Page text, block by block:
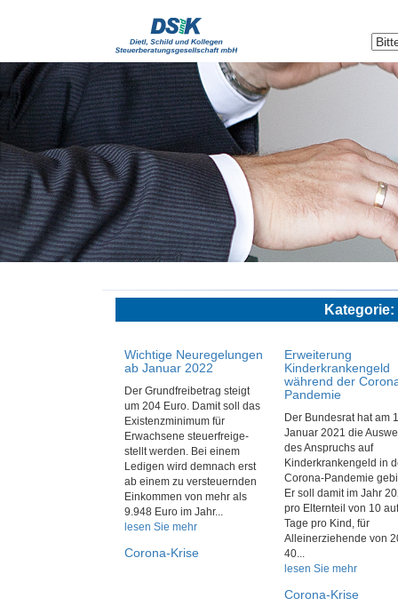
Kategorie:
Wichtige Neuregelungen
ab Januar 2022
Der Grundfreibetrag steigt
um 204 Euro. Damit soll das
Existenzminimum für
Erwachsene steuerfreige-
stellt werden. Bei einem
Ledigen wird demnach erst
ab einem zu versteuernden
Einkommen von mehr als
9.948 Euro im Jahr...
lesen Sie mehr
Corona-Krise
Erweiterung
Kinderkrankengeld
während der
Pandemie
Der Bundesrat hat am
Januar 2021 die
des Anspruchs auf
Kinderkrankengeld in
Corona-Pandemie
Er soll damit im Jahr
pro Elternteil von 10
Tage pro Kind, für
Alleinerziehende von
40...
lesen Sie mehr
Corona-Krise